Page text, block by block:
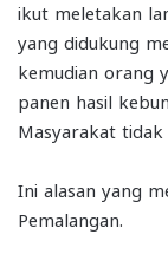
ikut meletakan
yang didukung
kemudian orang
panen hasil
Masyarakat tidak
Ini alasan yang
Pemalangan.